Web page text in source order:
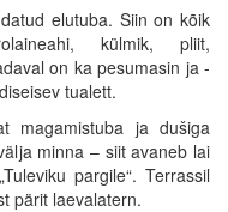
elutuba. Siin on kõik
külmik, pliit,
on ka pesumasin ja -
tualett.
magamistuba ja dušiga
minna – siit avaneb lai
pargile“. Terrassil
pärit laevalatern.